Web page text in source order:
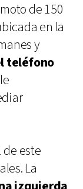
de 150
en la
y
teléfono
este
La